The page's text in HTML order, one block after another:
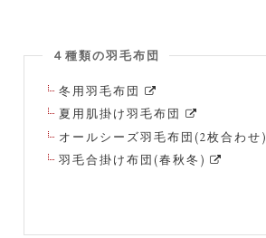
４種類の羽毛布団
冬用羽毛布団
夏用肌掛け羽毛布団
オールシーズ羽毛布団(2枚合わせ)
羽毛合掛け布団(春秋冬)